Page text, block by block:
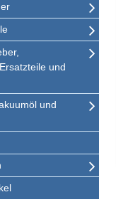
und
und